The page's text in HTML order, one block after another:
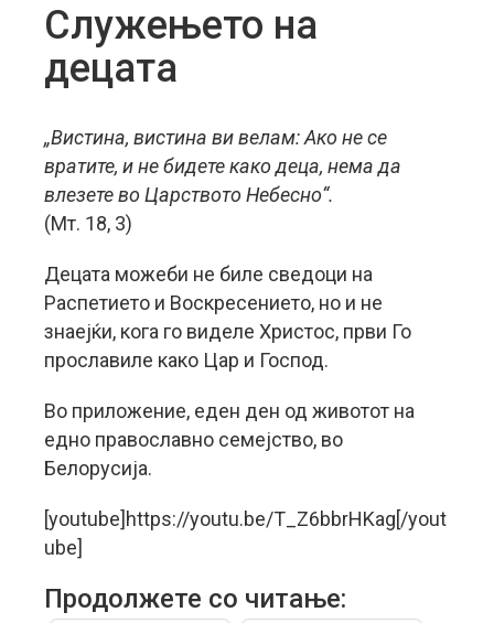
Служењето на
децата
„Вистина, вистина ви велам: Ако не се
вратите, и не бидете како деца, нема да
влезете во Царството Небесно“.
(Мт. 18, 3)
Децата можеби не биле сведоци на
Распетието и Воскресението, но и не
знаејќи, кога го виделе Христос, први Го
прославиле како Цар и Господ.
Во приложение, еден ден од животот на
едно православно семејство, во
Белорусија.
[youtube]https://youtu.be/T_Z6bbrHKag[/yout
ube]
Продолжете со читање: